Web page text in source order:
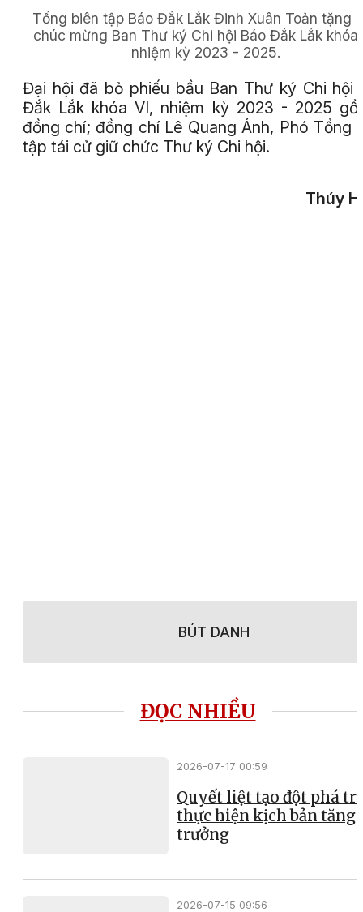
Tổng biên tập Báo Đắk Lắk Đinh Xuân Toản tặng
chúc mừng Ban Thư ký Chi hội Báo Đắk Lắk khóa
nhiệm kỳ 2023 - 2025.
Đại hội đã bỏ phiếu bầu Ban Thư ký Chi hội
Đắk Lắk khóa VI, nhiệm kỳ 2023 - 2025
đồng chí; đồng chí Lê Quang Ánh, Phó Tổng
tập tái cử giữ chức Thư ký Chi hội.
Thúy
BÚT DANH
ĐỌC NHIỀU
2026-07-17 00:59
Quyết liệt tạo đột phá
thực hiện kịch bản tăng
trưởng
2026-07-15 09:56